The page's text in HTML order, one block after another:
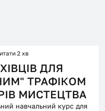
ДЛЯ
ТРАФІКОМ
МИСТЕЦТВА
2 хв
навчальний курс для